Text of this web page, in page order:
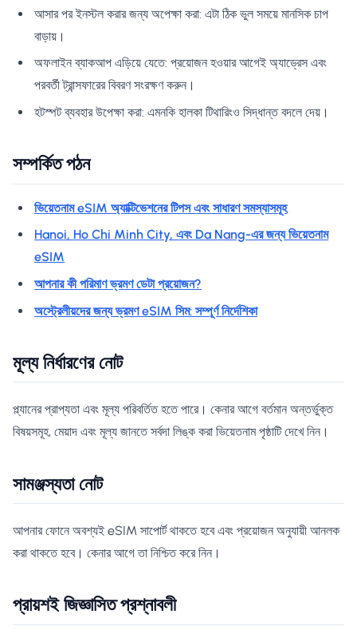
আসার পর ইনস্টল করার জন্য অপেক্ষা করা: এটা ঠিক ভুল সময়ে মানসিক চাপ
বাড়ায়।
অফলাইন ব্যাকআপ এড়িয়ে যেতে: প্রয়োজন হওয়ার আগেই অ্যাড্রেস এবং
পরবর্তী ট্রান্সফারের বিবরণ সংরক্ষণ করুন।
হটস্পট ব্যবহার উপেক্ষা করা: এমনকি হালকা টিথারিংও সিদ্ধান্ত বদলে দেয়।
সম্পর্কিত পঠন
ভিয়েতনাম eSIM অ্যাক্টিভেশনের টিপস এবং সাধারণ সমস্যাসমূহ
Hanoi, Ho Chi Minh City, এবং Da Nang-এর জন্য ভিয়েতনাম
eSIM
আপনার কী পরিমাণ ভ্রমণ ডেটা প্রয়োজন?
অস্ট্রেলীয়দের জন্য ভ্রমণ eSIM সিম: সম্পূর্ণ নির্দেশিকা
মূল্য নির্ধারণের নোট
প্ল্যানের প্রাপ্যতা এবং মূল্য পরিবর্তিত হতে পারে। কেনার আগে বর্তমান অন্তর্ভুক্ত
বিষয়সমূহ, মেয়াদ এবং মূল্য জানতে সর্বদা লিঙ্ক করা ভিয়েতনাম পৃষ্ঠাটি দেখে নিন।
সামঞ্জস্যতা নোট
আপনার ফোনে অবশ্যই eSIM সাপোর্ট থাকতে হবে এবং প্রয়োজন অনুযায়ী আনলক
করা থাকতে হবে। কেনার আগে তা নিশ্চিত করে নিন।
প্রায়শই জিজ্ঞাসিত প্রশ্নাবলী